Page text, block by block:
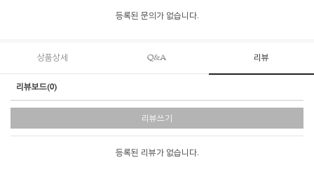
등록된 문의가 없습니다.
상품상세 Q&A 리뷰
리뷰보드(0)
리뷰쓰기
등록된 리뷰가 없습니다.